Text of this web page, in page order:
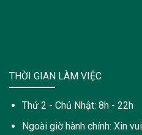
THỜI GIAN LÀM VIỆC
Thứ 2 - Chủ Nhật: 8h - 22h
Ngoài giờ hành chính: Xin